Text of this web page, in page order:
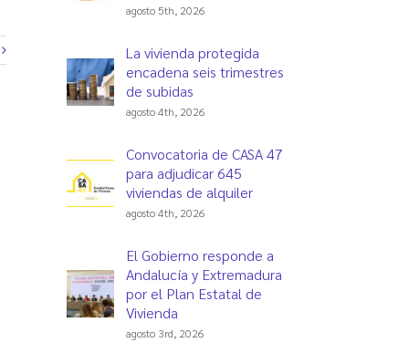
agosto 5th, 2026
La vivienda protegida
encadena seis trimestres
de subidas
agosto 4th, 2026
Convocatoria de CASA 47
para adjudicar 645
viviendas de alquiler
agosto 4th, 2026
El Gobierno responde a
Andalucía y Extremadura
por el Plan Estatal de
Vivienda
agosto 3rd, 2026